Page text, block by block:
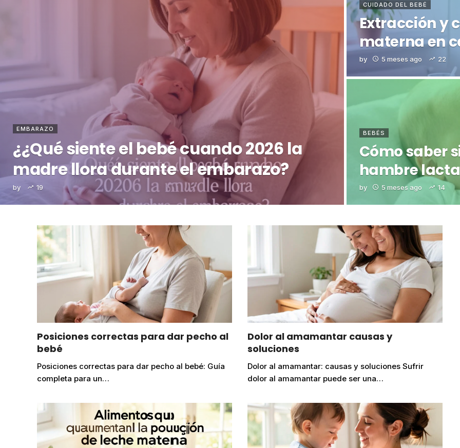
EMBARAZO
¿¿Qué siente el bebé cuando 2026 la
madre llora durante el embarazo?
by 19
CUIDADO DEL BEBÉ
Extracción y
materna en
by 5 meses ago 22
BEBÉS
Cómo saber
hambre
by 5 meses ago 14
Posiciones correctas para dar pecho al
bebé
Posiciones correctas para dar pecho al bebé: Guía
completa para un…
Dolor al amamantar causas y
soluciones
Dolor al amamantar: causas y soluciones Sufrir
dolor al amamantar puede ser una…